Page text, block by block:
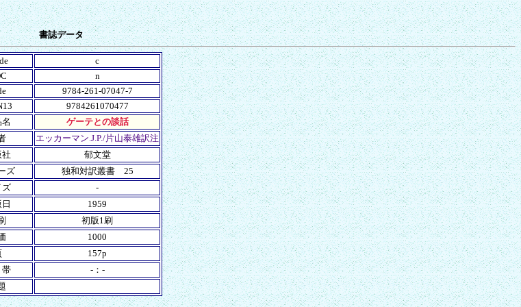
書誌データ
c
n
9784-261-07047-7
9784261070477
ゲーテとの談話
エッカーマン.J.P./片山泰雄訳注
社
郁文堂
ズ
独和対訳叢書 25
ズ
-
1959
初版1刷
1000
157p
帯
-：-